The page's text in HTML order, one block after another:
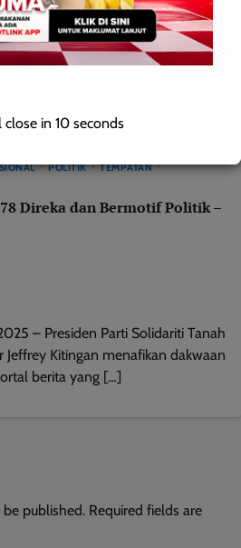
POLITIK
TEMPATAN
Direka dan Bermotif Politik –
– Presiden Parti Solidariti Tanah
Jeffrey Kitingan menafikan dakwaan
berita yang […]
published. Required fields are
close in9seconds